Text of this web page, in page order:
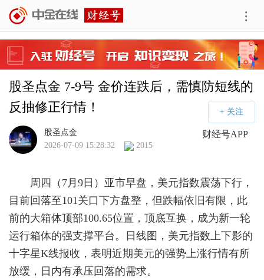
股圣点金 7-9号 金价连跌后，需慎防短线的
反抽修正行情！
财经号APP
股圣点金
2026-07-09 15:28:32
2015
周四（7月9日）亚市早盘，美元指数震荡下行，
目前回落至101关口下方盘整，但跌幅依旧有限，此
前的大箱体顶部100.65位置，顶底互换，成为新一轮
运行箱体的强支撑平台。日线图，美元指数上下影的
十字星K线报收，表明近期美元的强势上涨行情有所
放缓，日内有承压回落的需求。